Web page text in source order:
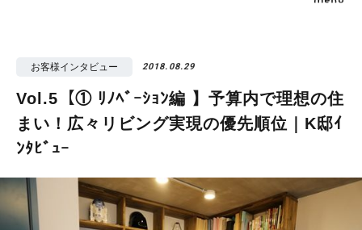
お客様インタビュー 2018.08.29
Vol.5【① ﾘﾉﾍﾞｰｼｮﾝ編 】予算内で理想の住
まい！広々リビング実現の優先順位｜K邸ｲ
ﾝﾀﾋﾞｭｰ